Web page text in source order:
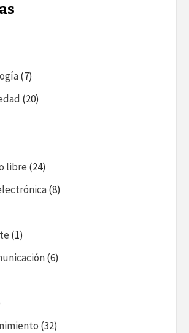
(7)
(20)
libre (24)
(8)
(1)
(6)
(32)